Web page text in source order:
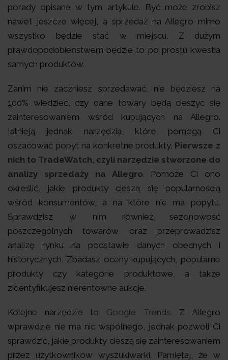
porady opisane w tym artykule. Być może zrobisz
nawet jeszcze więcej, a sprzedaż na Allegro mimo
wszystko będzie stać w miejscu. Z dużym
prawdopodobieństwem będzie to po prostu kwestia
samych produktów.
Zanim nie zaczniesz sprzedawać, nie będziesz na
100% wiedzieć, czy dane towary będą cieszyć się
zainteresowaniem wśród kupujących na Allegro.
Istnieją jednak narzędzia, które pomogą Ci
oszacować popyt na konkretne produkty. Pierwsze z
nich to TradeWatch, czyli narzędzie stworzone do
analizy sprzedaży na Allegro. Pomoże Ci ono
określić, jakie produkty cieszą się popularnością
wśród konsumentów, a na które nie ma popytu.
Sprawdzisz w nim również sezonowość
poszczególnych towarów oraz przeprowadzisz
analizę rynku na podstawie danych obecnych i
historycznych. Zbadasz oceny kupujących, popularne
produkty czy kategorie produktowe, a także
zidentyfikujesz nierentowne aukcje.
Kolejne narzędzie to Google Trends. Z Allegro
wprawdzie nie ma nic wspólnego, jednak pozwoli Ci
sprawdzić, jakie produkty cieszą się zainteresowaniem
przez użytkowników wyszukiwarki. Pamiętaj, że w